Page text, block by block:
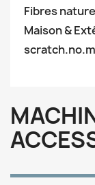
Fibres
Maison &